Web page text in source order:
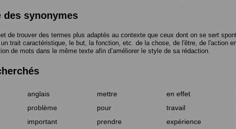
des synonymes
de trouver des termes plus adaptés au contexte que ceux dont on se sert
trait caractéristique, le but, la fonction, etc. de la chose, de l'être, de l'action
de mots dans le même texte afin d’améliorer le style de sa rédaction.
anglais mettre en effet
problème pour travail
important prendre expérience